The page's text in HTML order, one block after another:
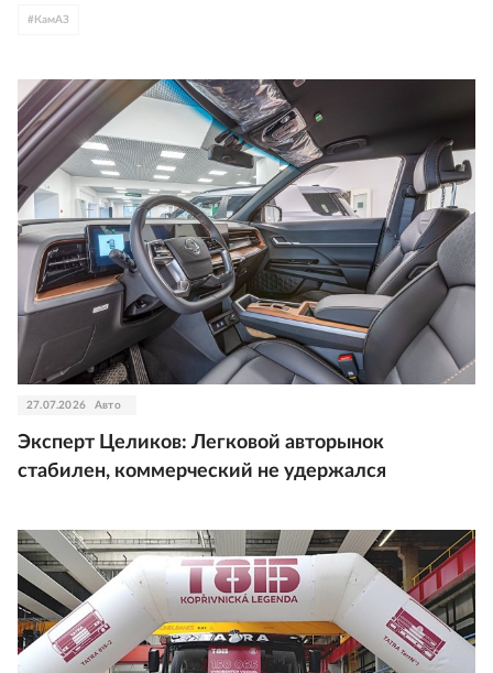
# КамАЗ
27.07.2026 Авто
Эксперт Целиков: Легковой авторынок
стабилен, коммерческий не удержался